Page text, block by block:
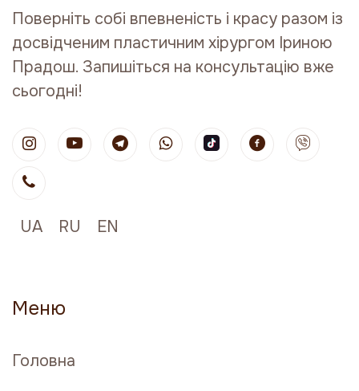
Поверніть собі впевненість і красу разом із
досвідченим пластичним хірургом Іриною
Прадош. Запишіться на консультацію вже
сьогодні!
UA RU EN
Меню
Головна